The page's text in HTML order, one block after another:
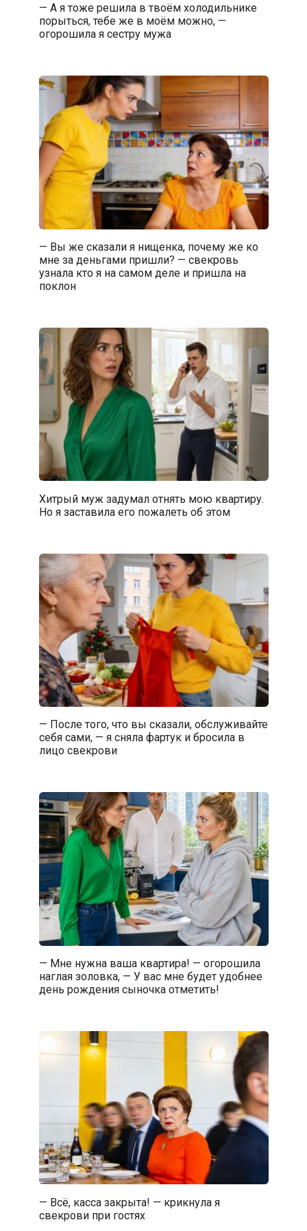
— А я тоже решила в твоём холодильнике
порыться, тебе же в моём можно, —
огорошила я сестру мужа
— Вы же сказали я нищенка, почему же ко
мне за деньгами пришли? — свекровь
узнала кто я на самом деле и пришла на
поклон
Хитрый муж задумал отнять мою квартиру.
Но я заставила его пожалеть об этом
— После того, что вы сказали, обслуживайте
себя сами, — я сняла фартук и бросила в
лицо свекрови
— Мне нужна ваша квартира! — огорошила
наглая золовка, — У вас мне будет удобнее
день рождения сыночка отметить!
— Всё, касса закрыта! — крикнула я
свекрови при гостях